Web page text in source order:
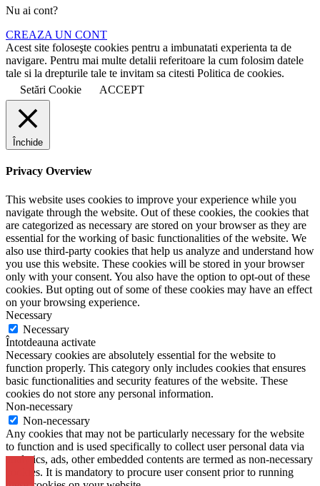
Nu ai cont?
CREAZA UN CONT
Acest site foloseşte cookies pentru a imbunatati experienta ta de
navigare. Pentru mai multe detalii referitoare la cum folosim datele
tale si la drepturile tale te invitam sa citesti Politica de cookies.
Setări Cookie
ACCEPT
Închide
Privacy Overview
This website uses cookies to improve your experience while you
navigate through the website. Out of these cookies, the cookies that
are categorized as necessary are stored on your browser as they are
essential for the working of basic functionalities of the website. We
also use third-party cookies that help us analyze and understand how
you use this website. These cookies will be stored in your browser
only with your consent. You also have the option to opt-out of these
cookies. But opting out of some of these cookies may have an effect
on your browsing experience.
Necessary
Necessary
Întotdeauna activate
Necessary cookies are absolutely essential for the website to
function properly. This category only includes cookies that ensures
basic functionalities and security features of the website. These
cookies do not store any personal information.
Non-necessary
Non-necessary
Any cookies that may not be particularly necessary for the website
to function and is used specifically to collect user personal data via
analytics, ads, other embedded contents are termed as non-necessary
cookies. It is mandatory to procure user consent prior to running